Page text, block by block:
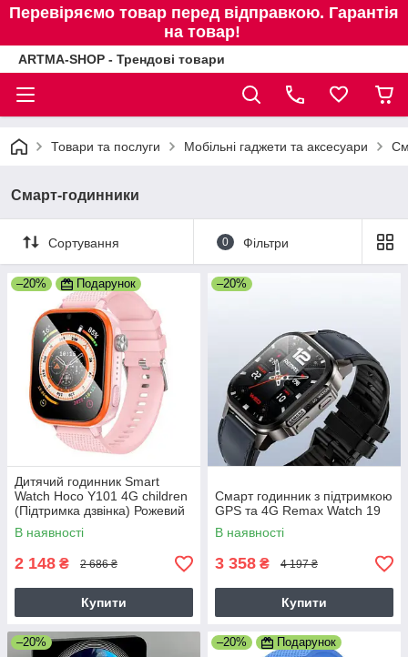
Перевіряємо товар перед відправкою. Гарантія
на товар!
ARTMA-SHOP - Трендові товари
Товари та послуги Мобільні гаджети та аксесуари
Смарт-годинники
Сортування 0 Фільтри
–20% Подарунок
Дитячий годинник Smart
Watch Hoco Y101 4G children
(Підтримка дзвінка) Рожевий
В наявності
2 148 ₴ 2 686 ₴
Купити
–20%
Смарт годинник з підтримкою
GPS та 4G Remax Watch 19
В наявності
3 358 ₴ 4 197 ₴
Купити
–20% –20% Подарунок